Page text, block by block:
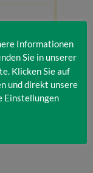
Informationen
Sie in unserer
Klicken Sie auf
und direkt unsere
Einstellungen